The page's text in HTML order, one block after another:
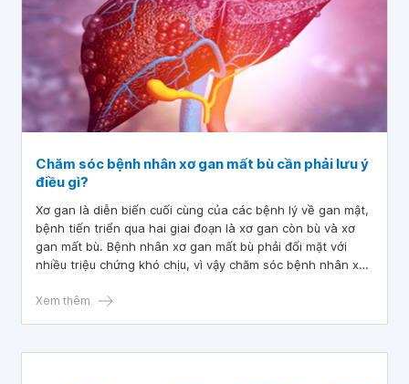
Chăm sóc bệnh nhân xơ gan mất bù cần phải lưu ý
điều gì?
Xơ gan là diễn biến cuối cùng của các bệnh lý về gan mật,
bệnh tiến triển qua hai giai đoạn là xơ gan còn bù và xơ
gan mất bù. Bệnh nhân xơ gan mất bù phải đối mặt với
nhiều triệu chứng khó chịu, vì vậy chăm sóc bệnh nhân xơ
dưỡng cho người bệnh xơ gan mất bù.
Xem thêm